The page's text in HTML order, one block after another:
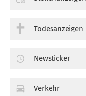
Todesanzeigen
Newsticker
Verkehr